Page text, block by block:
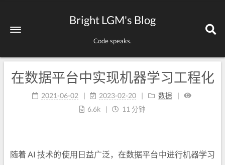
Bright LGM's Blog
Code speaks.
在数据平台中实现机器学习工程化
2021-06-02 2023-02-20
数据
6.6k
11 分钟
随着 AI 技术的使用日益广泛，在数据平台中进行机器学习